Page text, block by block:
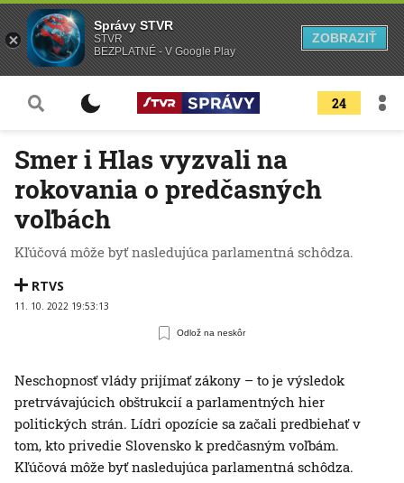
24
Smer i Hlas vyzvali na
rokovania o predčasných
voľbách
Kľúčová môže byť nasledujúca parlamentná schôdza.
RTVS
11. 10. 2022 19:53:13
Odlož na neskôr
Neschopnosť vlády prijímať zákony – to je výsledok
pretrvávajúcich obštrukcií a parlamentných hier
politických strán. Lídri opozície sa začali predbiehať v
tom, kto privedie Slovensko k predčasným voľbám.
Kľúčová môže byť nasledujúca parlamentná schôdza.
Správy STVR
STVR
BEZPLATNÉ - V Google Play
ZOBRAZIŤ